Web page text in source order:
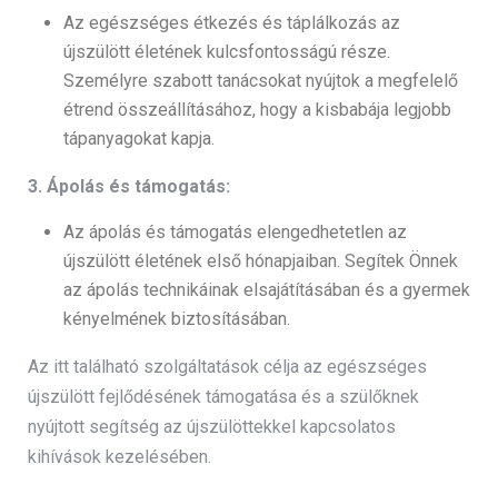
Az egészséges étkezés és táplálkozás az
újszülött életének kulcsfontosságú része.
Személyre szabott tanácsokat nyújtok a megfelelő
étrend összeállításához, hogy a kisbabája legjobb
tápanyagokat kapja.
3. Ápolás és támogatás:
Az ápolás és támogatás elengedhetetlen az
újszülött életének első hónapjaiban. Segítek Önnek
az ápolás technikáinak elsajátításában és a gyermek
kényelmének biztosításában.
Az itt található szolgáltatások célja az egészséges
újszülött fejlődésének támogatása és a szülőknek
nyújtott segítség az újszülöttekkel kapcsolatos
kihívások kezelésében.